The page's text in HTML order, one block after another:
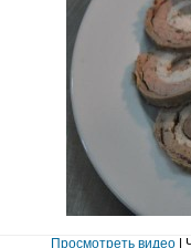
Просмотреть видео |